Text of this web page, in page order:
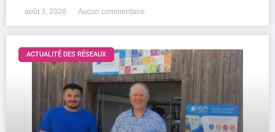
août 3, 2026 Aucun commentaire
ACTUALITÉ DES RÉSEAUX